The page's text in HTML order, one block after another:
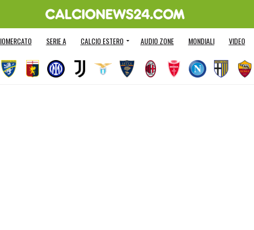
SERIE A CALCIO ESTERO AUDIO ZONE MONDIALI VIDEO